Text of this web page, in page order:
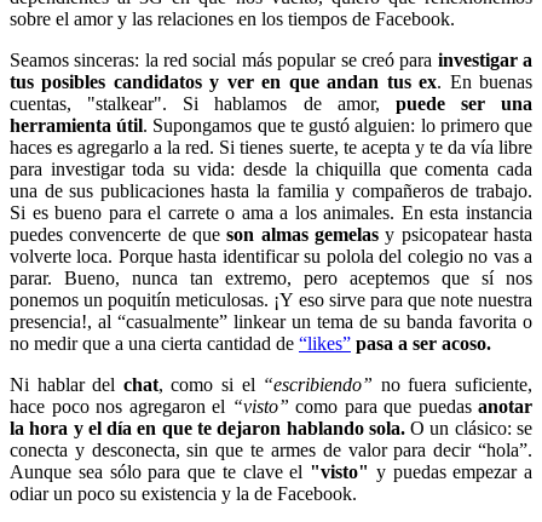
sobre el amor y las relaciones en los tiempos de Facebook.
Seamos sinceras: la red social más popular se creó para investigar a
tus posibles candidatos y ver en que andan tus ex. En buenas
cuentas, "stalkear". Si hablamos de amor, puede ser una
herramienta útil. Supongamos que te gustó alguien: lo primero que
haces es agregarlo a la red. Si tienes suerte, te acepta y te da vía libre
para investigar toda su vida: desde la chiquilla que comenta cada
una de sus publicaciones hasta la familia y compañeros de trabajo.
Si es bueno para el carrete o ama a los animales. En esta instancia
puedes convencerte de queson almas gemelas y psicopatear hasta
volverte loca. Porque hasta identificar su polola del colegio no vas a
parar. Bueno, nunca tan extremo, pero aceptemos que sí nos
ponemos un poquitín meticulosas. ¡Y eso sirve para que note nuestra
presencia!, al “casualmente” linkear un tema de su banda favorita o
no medir que a una cierta cantidad de “likes” pasa a ser acoso.
Ni hablar del chat, como si el “escribiendo” no fuera suficiente,
hace poco nos agregaron el “visto” como para que puedas anotar
la hora y el día en que te dejaron hablando sola.O un clásico: se
conecta y desconecta, sin que te armes de valor para decir “hola”.
Aunque sea sólo para que te clave el "visto" y puedas empezar a
odiar un poco su existencia y la de Facebook.